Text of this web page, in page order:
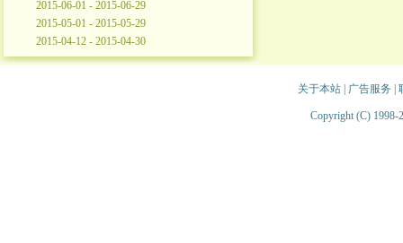
2015-06-01 - 2015-06-29
2015-05-01 - 2015-05-29
2015-04-12 - 2015-04-30
关于本站| 广告服务
Copyright (C) 1998-